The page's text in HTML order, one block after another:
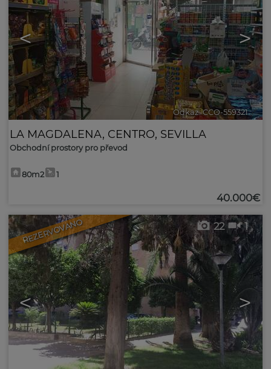
< >
Odkaz. CCO-559321 🔗
LA MAGDALENA, CENTRO, SEVILLA
Obchodní prostory pro převod
80m2 1
40.000€
REZERVOVANO
< >
22 1